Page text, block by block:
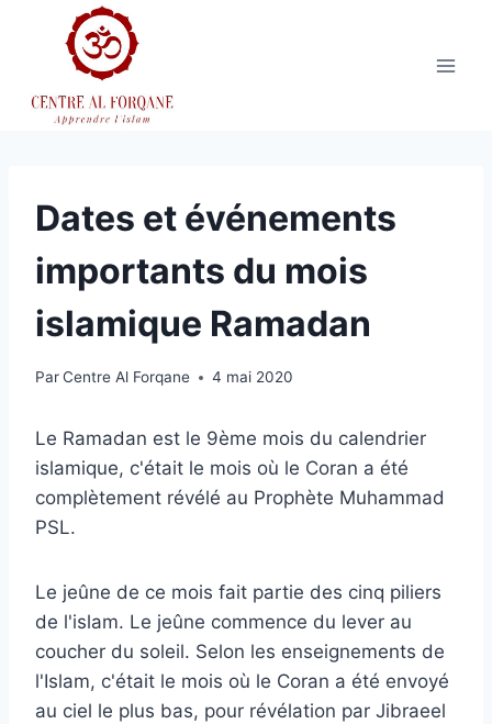
Dates et événements
importants du mois
islamique Ramadan
ParCentre Al Forqane 4 mai 2020
Le Ramadan est le 9ème mois du calendrier
islamique, c'était le mois où le Coran a été
complètement révélé au Prophète Muhammad
PSL.
Le jeûne de ce mois fait partie des cinq piliers
de l'islam. Le jeûne commence du lever au
coucher du soleil. Selon les enseignements de
l'Islam, c'était le mois où le Coran a été envoyé
au ciel le plus bas, pour révélation par Jibraeel